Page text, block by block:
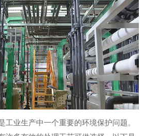
工业生产中一个重要的环境保护问题。